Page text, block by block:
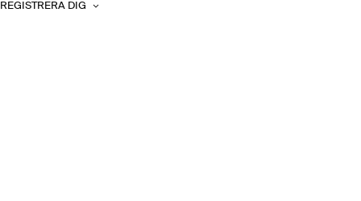
REGISTRERA DIG